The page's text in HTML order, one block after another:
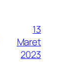
13
Maret
2023